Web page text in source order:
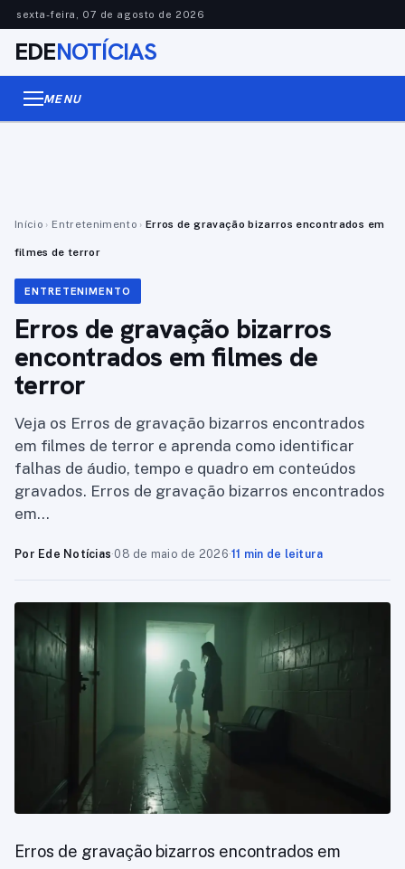
sexta-feira, 07 de agosto de 2026
EDENOTÍCIAS
MENU
Início › Entretenimento › Erros de gravação bizarros encontrados em
filmes de terror
ENTRETENIMENTO
Erros de gravação bizarros
encontrados em filmes de
terror
Veja os Erros de gravação bizarros encontrados
em filmes de terror e aprenda como identificar
falhas de áudio, tempo e quadro em conteúdos
gravados. Erros de gravação bizarros encontrados
em…
Por Ede Notícias·08 de maio de 2026·11 min de leitura
Erros de gravação bizarros encontrados em